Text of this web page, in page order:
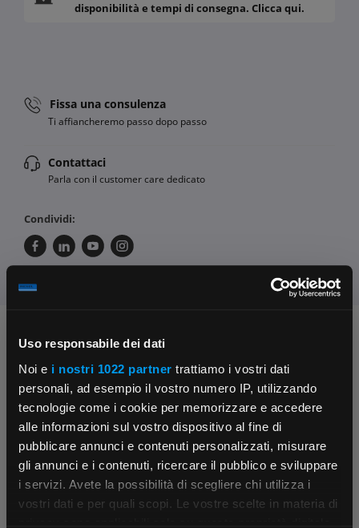
Uso responsabile dei dati
Noi e i nostri 1022 partner trattiamo i vostri dati
personali, ad esempio il vostro numero IP, utilizzando
tecnologie come i cookie per memorizzare e accedere
alle informazioni sul vostro dispositivo al fine di
pubblicare annunci e contenuti personalizzati, misurare
gli annunci e i contenuti, ricercare il pubblico e sviluppare
i servizi. Avete la possibilità di scegliere chi utilizza i
vostri dati e per quali scopi. Le vostre scelte in materia di
×
disponibilità e tempi di consegna. Clicca qui.
Fissa una consulenza
Ti affiancheremo passo dopo passo
Contattaci
Parla con il customer care dedicato
Condividi:
Chiedi ai nostri tecnici
Contattaci Fissa una consulenza